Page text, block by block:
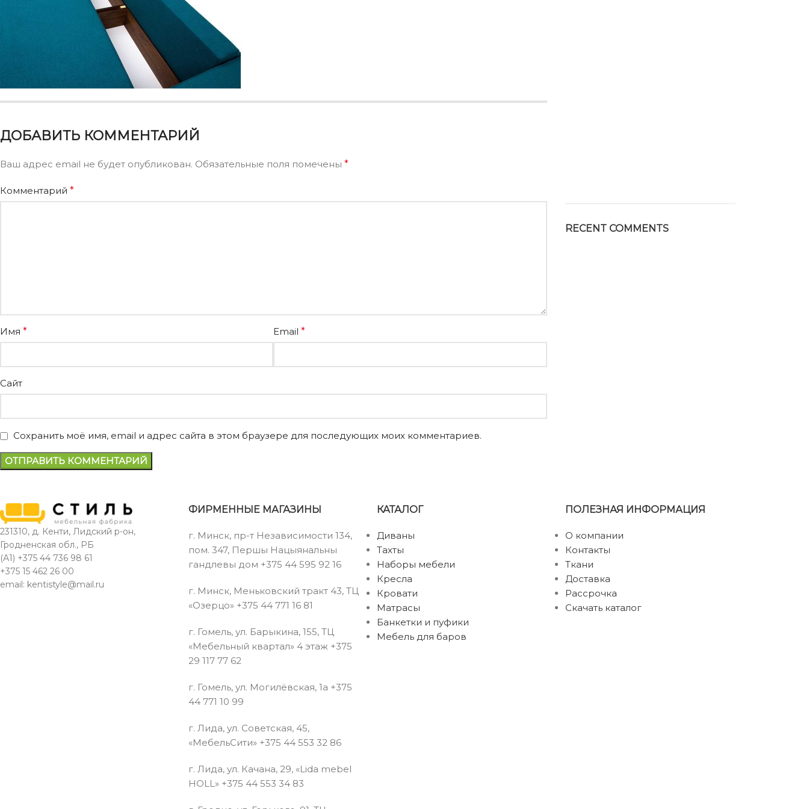
ДОБАВИТЬ КОММЕНТАРИЙ
Ваш адрес email не будет опубликован. Обязательные поля помечены *
Комментарий *
Имя * Email*
Сайт
Сохранить моё имя, email и адрес сайта в этом браузере для последующих моих комментариев.
RECENT COMMENTS
231310, д. Кенти, Лидский р-он,
Гродненская обл., РБ
(А1) +375 44 736 98 61
+375 15 462 26 00
email: kentistyle@mail.ru
ФИРМЕННЫЕ МАГАЗИНЫ
г. Минск, пр-т Независимости 134,
пом. 347, Першы Нацыянальны
гандлевы дом +375 44 595 92 16
г. Минск, Меньковский тракт 43, ТЦ
«Озерцо» +375 44 771 16 81
г. Гомель, ул. Барыкина, 155, ТЦ
«Мебельный квартал» 4 этаж +375
29 117 77 62
г. Гомель, ул. Могилёвская, 1а +375
44 771 10 99
г. Лида, ул. Советская, 45,
«МебельСити» +375 44 553 32 86
г. Лида, ул. Качана, 29, «Lida mebel
HOLL» +375 44 553 34 83
КАТАЛОГ
Диваны
Тахты
Наборы мебели
Кресла
Кровати
Матрасы
Банкетки и пуфики
Мебель для баров
ПОЛЕЗНАЯ ИНФОРМАЦИЯ
О компании
Контакты
Ткани
Доставка
Рассрочка
Скачать каталог